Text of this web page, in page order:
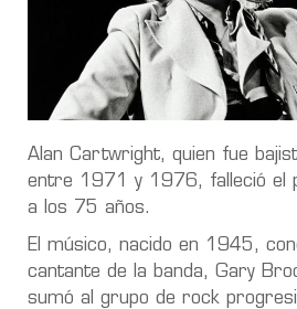
Alan Cartwright, quien fue
entre 1971 y 1976, falleció el
a los 75 años.
El músico, nacido en 1945,
cantante de la banda, Gary
sumó al grupo de rock